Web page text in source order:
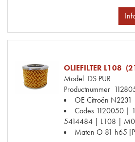
OLIEFILTER L108
Model DS PUR
Productnummer
OE Citroën N2231
Codes 1120050 |
5414484 | L108 |
Maten O 81 h65